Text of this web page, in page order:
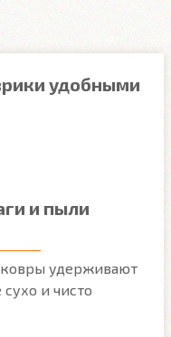
удобными
и пыли
ковры удерживают
и чисто